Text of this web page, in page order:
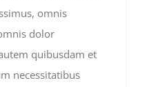
omnis
dolor
quibusdam et
necessitatibus